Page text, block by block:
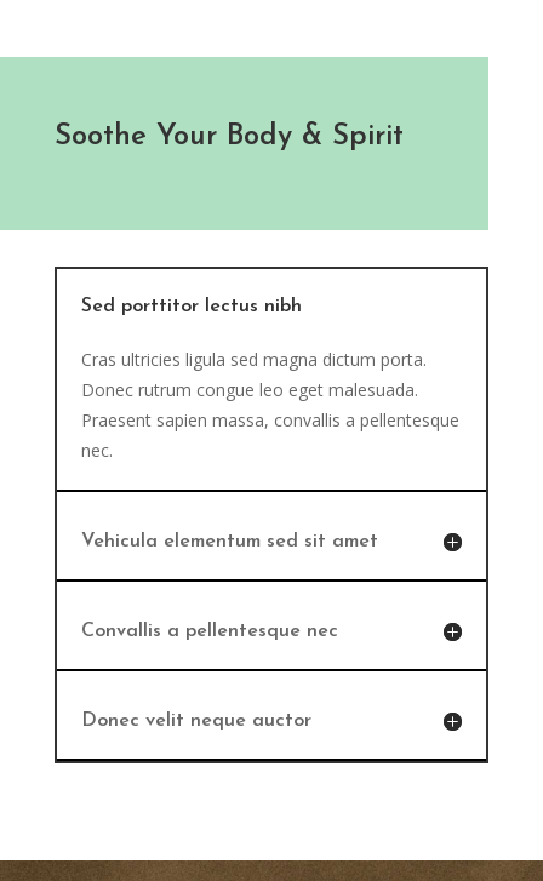
Soothe Your Body & Spirit
Sed porttitor lectus nibh
Cras ultricies ligula sed magna dictum porta.
Donec rutrum congue leo eget malesuada.
Praesent sapien massa, convallis a pellentesque
nec.
Vehicula elementum sed sit amet
Convallis a pellentesque nec
Donec velit neque auctor